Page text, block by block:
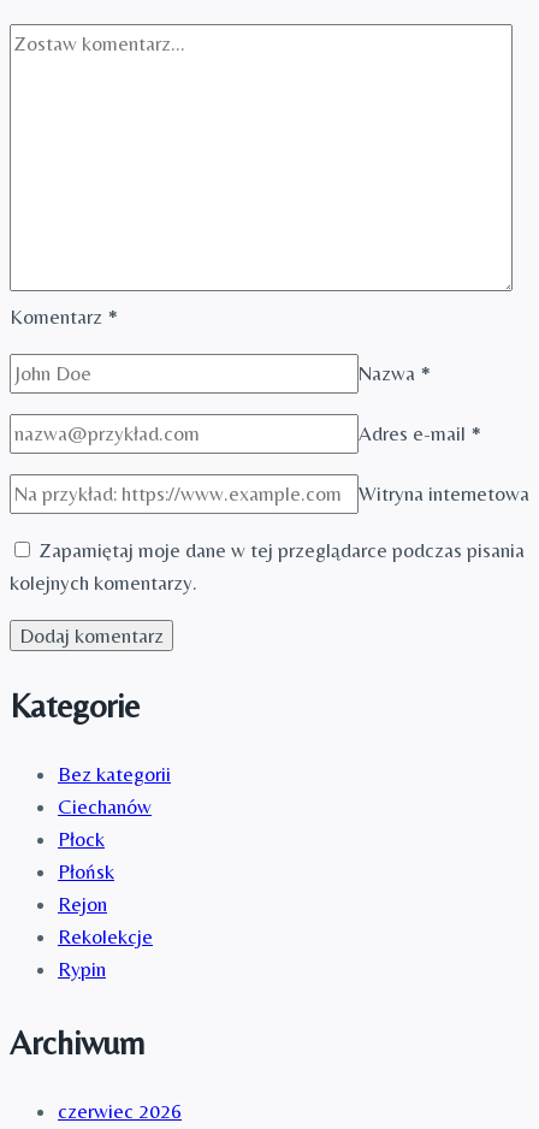
Komentarz *
Nazwa *
Adres e-mail *
Witryna internetowa
Zapamiętaj moje dane w tej przeglądarce podczas pisania
kolejnych komentarzy.
Kategorie
Bez kategorii
Ciechanów
Płock
Płońsk
Rejon
Rekolekcje
Rypin
Archiwum
czerwiec 2026